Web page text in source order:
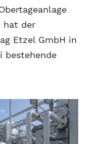
hat der
Etzel GmbH in
bestehende